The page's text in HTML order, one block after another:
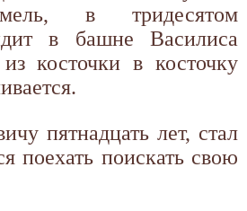
в тридесятом
в башне Василиса
косточки в косточку
пятнадцать лет, стал
поехать поискать свою